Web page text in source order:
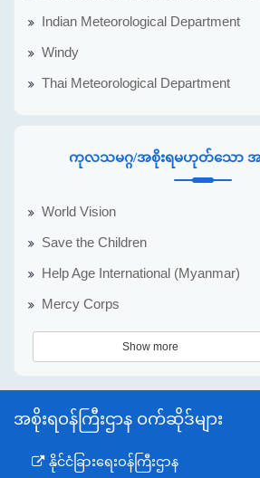
Indian Meteorological Department
Windy
Thai Meteorological Department
ကုလသမဂ္ဂ/အစိုးရမဟုတ်သော အ
World Vision
Save the Children
Help Age International (Myanmar)
Mercy Corps
Show more
အစိုးရဝန်ကြီးဌာန ဝက်ဆိုဒ်များ
နိုင်ငံခြားရေးဝန်ကြီးဌာန